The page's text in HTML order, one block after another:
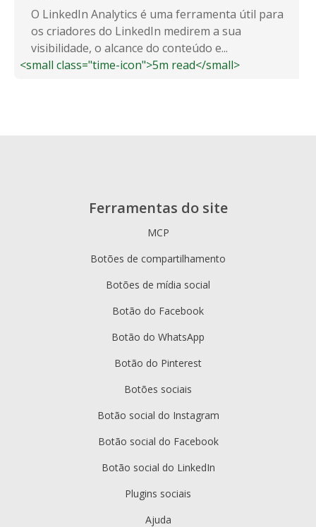
O LinkedIn Analytics é uma ferramenta útil para
os criadores do LinkedIn medirem a sua
visibilidade, o alcance do conteúdo e...
<small class="time-icon">5m read</small>
Ferramentas do site
MCP
Botões de compartilhamento
Botões de mídia social
Botão do Facebook
Botão do WhatsApp
Botão do Pinterest
Botões sociais
Botão social do Instagram
Botão social do Facebook
Botão social do LinkedIn
Plugins sociais
Ajuda